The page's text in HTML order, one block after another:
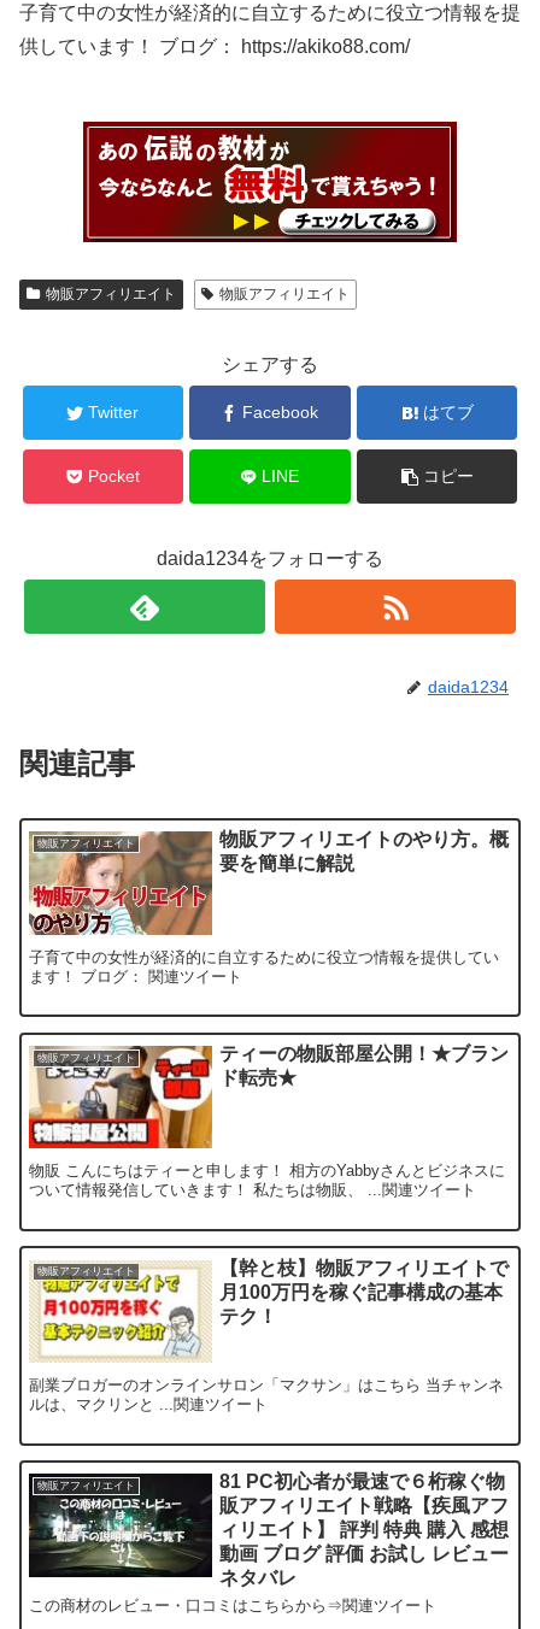
子育て中の女性が経済的に自立するために役立つ情報を提
供しています！ ブログ： https://akiko88.com/
物販アフィリエイト 物販アフィリエイト
シェアする
Twitter Facebook はてブ
Pocket LINE コピー
daida1234をフォローする
daida1234
関連記事
物販アフィリエイト
物販アフィリエイトのやり方。概
要を簡単に解説
子育て中の女性が経済的に自立するために役立つ情報を提供してい
ます！ ブログ： 関連ツイート
物販アフィリエイト
ティーの物販部屋公開！★ブラン
ド転売★
物販 こんにちはティーと申します！ 相方のYabbyさんとビジネスに
ついて情報発信していきます！ 私たちは物販、 ...関連ツイート
物販アフィリエイト
【幹と枝】物販アフィリエイトで
月100万円を稼ぐ記事構成の基本
テク！
副業ブロガーのオンラインサロン「マクサン」はこちら 当チャンネ
ルは、マクリンと ...関連ツイート
物販アフィリエイト
81 PC初心者が最速で６桁稼ぐ物
販アフィリエイト戦略【疾風アフ
ィリエイト】 評判 特典 購入 感想
動画 ブログ 評価 お試し レビュー
ネタバレ
この商材のレビュー・口コミはこちらから⇒関連ツイート